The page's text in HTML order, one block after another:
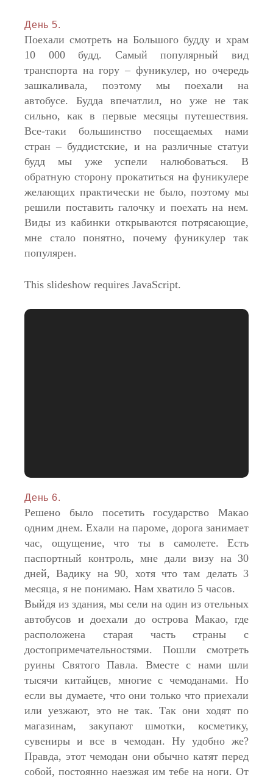
День 5.
Поехали смотреть на Большого будду и храм
10 000 будд. Самый популярный вид
транспорта на гору – фуникулер, но очередь
зашкаливала, поэтому мы поехали на
автобусе. Будда впечатлил, но уже не так
сильно, как в первые месяцы путешествия.
Все-таки большинство посещаемых нами
стран – буддистские, и на различные статуи
будд мы уже успели налюбоваться. В
обратную сторону прокатиться на фуникулере
желающих практически не было, поэтому мы
решили поставить галочку и поехать на нем.
Виды из кабинки открываются потрясающие,
мне стало понятно, почему фуникулер так
популярен.
This slideshow requires JavaScript.
День 6.
Решено было посетить государство Макао
одним днем. Ехали на пароме, дорога занимает
час, ощущение, что ты в самолете. Есть
паспортный контроль, мне дали визу на 30
дней, Вадику на 90, хотя что там делать 3
месяца, я не понимаю. Нам хватило 5 часов.
Выйдя из здания, мы сели на один из отельных
автобусов и доехали до острова Макао, где
расположена старая часть страны с
достопримечательностями. Пошли смотреть
руины Святого Павла. Вместе с нами шли
тысячи китайцев, многие с чемоданами. Но
если вы думаете, что они только что приехали
или уезжают, это не так. Так они ходят по
магазинам, закупают шмотки, косметику,
сувениры и все в чемодан. Ну удобно же?
Правда, этот чемодан они обычно катят перед
собой, постоянно наезжая им тебе на ноги. От